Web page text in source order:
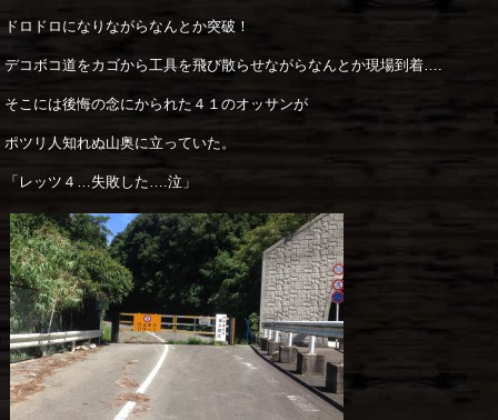
ドロドロになりながらなんとか突破！
デコボコ道をカゴから工具を飛び散らせながらなんとか現場到着….
そこには後悔の念にかられた４１のオッサンが
ポツリ人知れぬ山奥に立っていた。
「レッツ４…失敗した….泣」